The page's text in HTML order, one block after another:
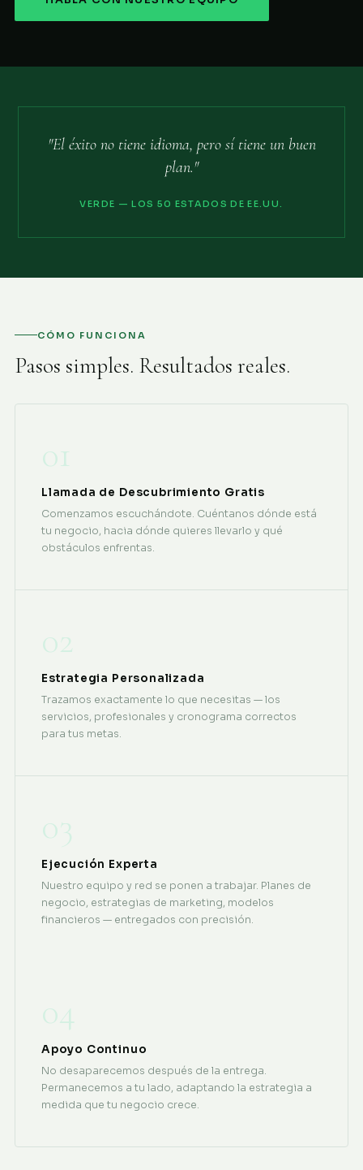
"El éxito no tiene idioma, pero sí tiene un buen
plan."
VERDE — LOS 50 ESTADOS DE EE.UU.
CÓMO FUNCIONA
Pasos simples. Resultados reales.
01
Llamada de Descubrimiento Gratis
Comenzamos escuchándote. Cuéntanos dónde está
tu negocio, hacia dónde quieres llevarlo y qué
obstáculos enfrentas.
02
Estrategia Personalizada
Trazamos exactamente lo que necesitas — los
servicios, profesionales y cronograma correctos
para tus metas.
03
Ejecución Experta
Nuestro equipo y red se ponen a trabajar. Planes de
negocio, estrategias de marketing, modelos
financieros — entregados con precisión.
04
Apoyo Continuo
No desaparecemos después de la entrega.
Permanecemos a tu lado, adaptando la estrategia a
medida que tu negocio crece.